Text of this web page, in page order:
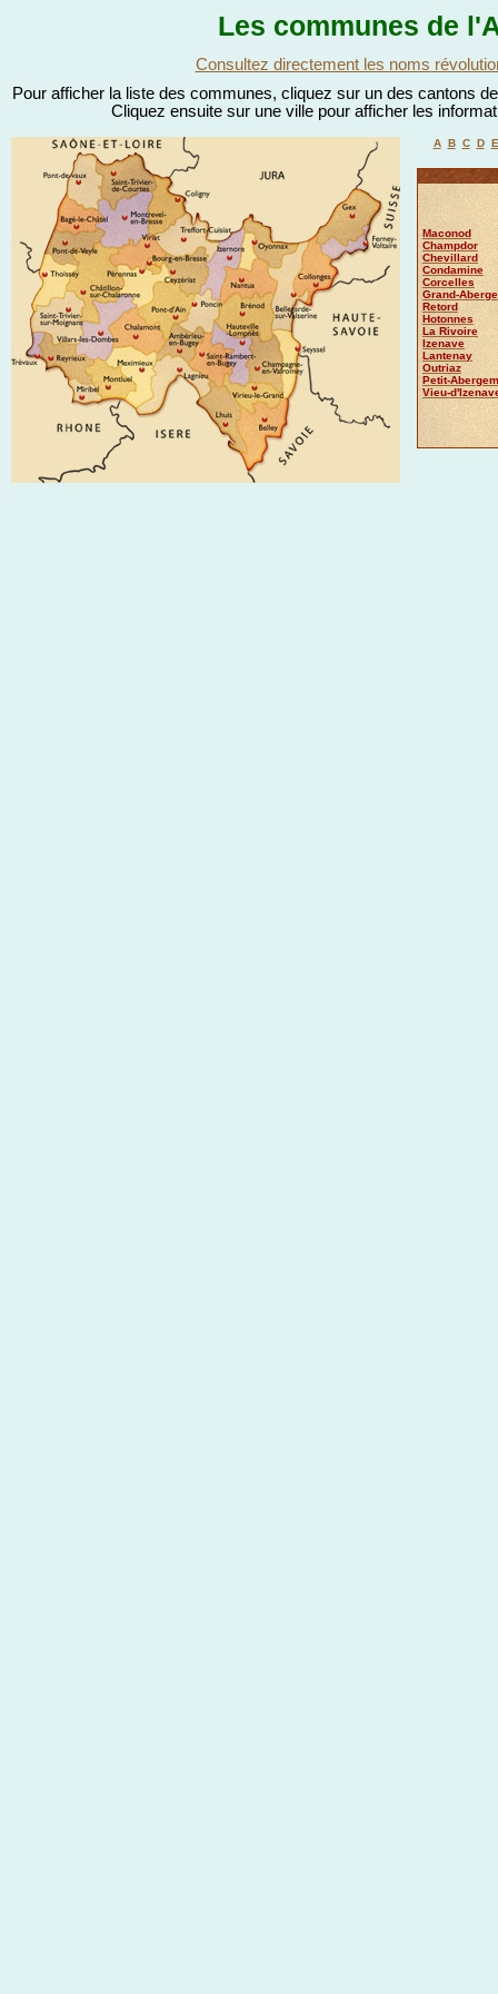
Les communes de
Consultez directement les noms
Pour afficher la liste des communes, cliquez sur un des cantons
Cliquez ensuite sur une ville pour afficher les
A B C D E
Maconod
Champdor
Chevillard
Condamine
Corcelles
Grand-
Retord
Hotonnes
La Rivoire
Izenave
Lantenay
Outriaz
Petit-
Vieu-